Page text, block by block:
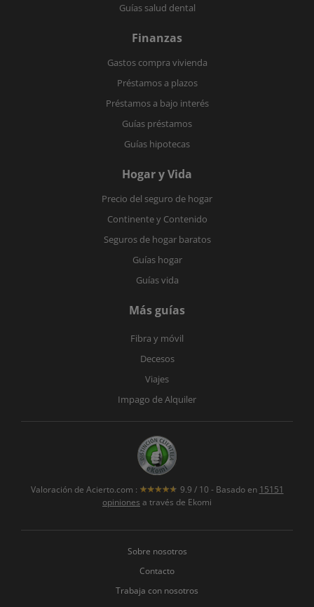
Guías salud dental
Finanzas
Gastos compra vivienda
Préstamos a plazos
Préstamos a bajo interés
Guías préstamos
Guías hipotecas
Hogar y Vida
Precio del seguro de hogar
Continente y Contenido
Seguros de hogar baratos
Guías hogar
Guías vida
Más guías
Fibra y móvil
Decesos
Viajes
Impago de Alquiler
Valoración de Acierto.com : 9.9 / 10 - Basado en 15151
opiniones a través de Ekomi
Sobre nosotros
Contacto
Trabaja con nosotros